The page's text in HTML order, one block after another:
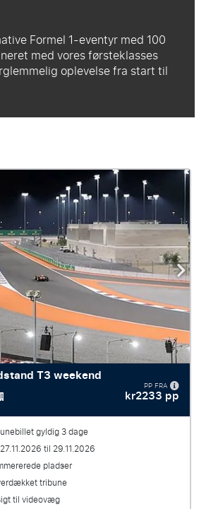
Formel 1-eventyr med 100
med vores førsteklasses
oplevelse fra start til
T3 weekend
PP FRA
kr2233 pp
gyldig 3 dage
til 29.11.2026
pladser
tribune
til videovæg